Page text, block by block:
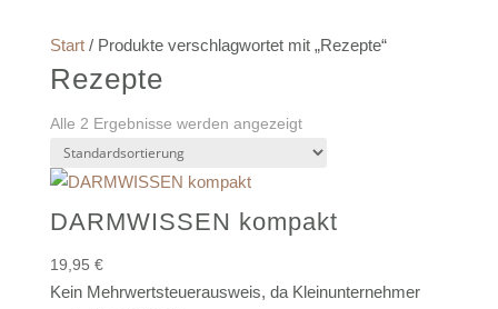
Start/ Produkte verschlagwortet mit „Rezepte“
Rezepte
Alle 2 Ergebnisse werden angezeigt
DARMWISSEN kompakt
19,95 €
Kein Mehrwertsteuerausweis, da Kleinunternehmer